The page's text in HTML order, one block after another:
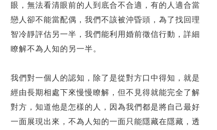
眼，無法看清眼前的人到底合不合適，有的人適合當
戀人卻不能當配偶，我們不該被沖昏頭，為了找回理
智冷靜評估另一半，我們能利用婚前徵信行動，詳細
瞭解不為人知的另一半。
我們對一個人的認知，除了是從對方口中得知，就是
經由長期相處下來慢慢瞭解，但不見得就能完全了解
對方，知道他是怎樣的人，因為我們都是將自己最好
一面展現出來，不為人知的一面只能隱藏在隱藏，透